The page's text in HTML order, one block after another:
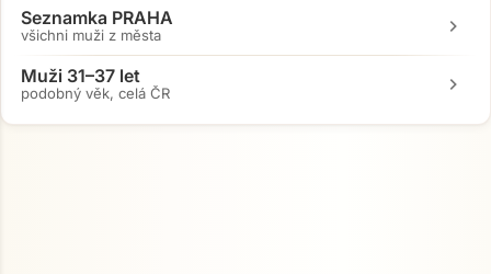
Seznamka PRAHA
všichni muži z města chevron_right
Muži 31–37 let
podobný věk, celá ČR chevron_right